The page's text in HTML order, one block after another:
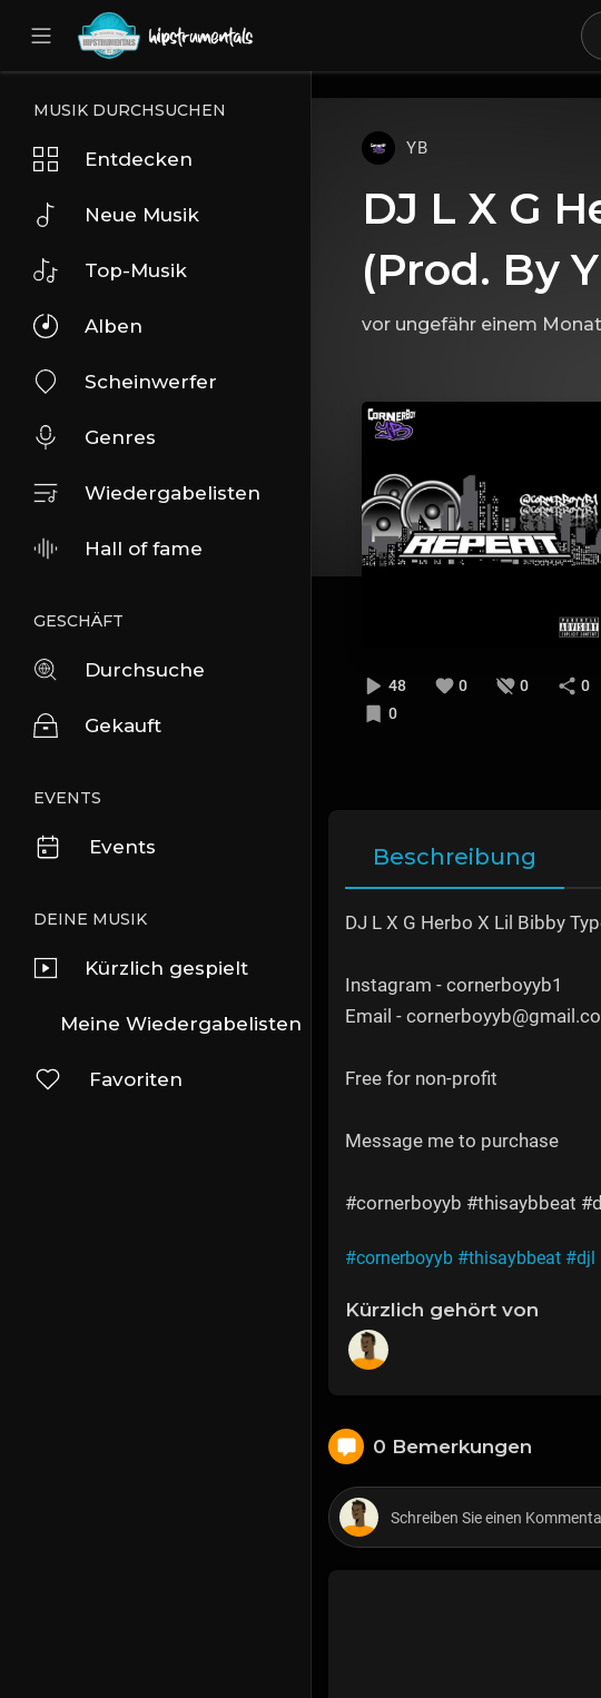
UA-36237165-1
MUSIK DURCHSUCHEN
Entdecken
Neue Musik
Top-Musik
Alben
Scheinwerfer
Genres
Wiedergabelisten
Hall of fame
GESCHÄFT
Durchsuche
Gekauft
EVENTS
Events
DEINE MUSIK
Kürzlich gespielt
Meine Wiedergabelisten
Favoriten
YB
DJ L X G
(Prod. By
vor ungefähr einem Monat
48 0 0
0
0
Beschreibung
DJ L X G Herbo X Lil Bibby
Instagram - cornerboyyb1
Email -
Free for non-profit
Message me to purchase
#cornerboyyb #thisaybbeat
#cornerboyyb #thisaybbeat #djl
Kürzlich gehört von
0 Bemerkungen